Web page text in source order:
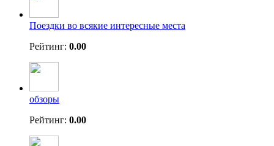
Поездки во всякие интересные места
Рейтинг: 0.00
обзоры
Рейтинг: 0.00